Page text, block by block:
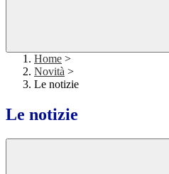
Home >
Novità >
Le notizie
Le notizie